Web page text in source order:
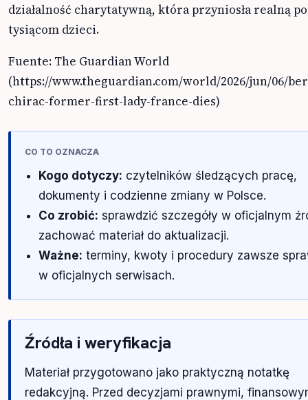
działalność charytatywną, która przyniosła realną
tysiącom dzieci.
Fuente: The Guardian World
(https://www.theguardian.com/world/2026/jun/06/
chirac-former-first-lady-france-dies)
CO TO OZNACZA
Kogo dotyczy: czytelników śledzących pracę,
dokumenty i codzienne zmiany w Polsce.
Co zrobić: sprawdzić szczegóły w oficjalnym
zachować materiał do aktualizacji.
Ważne: terminy, kwoty i procedury zawsze
w oficjalnych serwisach.
Źródła i weryfikacja
Materiał przygotowano jako praktyczną notatkę
redakcyjną. Przed decyzjami prawnymi,